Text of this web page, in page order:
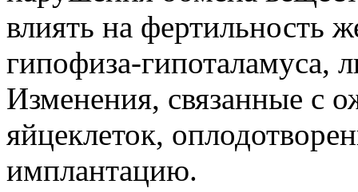
влиять на фертильность
гипофиза-гипоталамуса,
Изменения, связанные с
яйцеклеток,
имплантацию.